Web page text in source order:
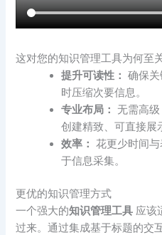
这对您的知识管理工具为何至
提升可读性： 确保
时压缩次要信息。
专业布局：
无需高
创建精致、可直接展
效率： 花更少时间
于信息采集。
更优的知识管理方式
一个强大的知识管理工具 应该
过来。通过集成基于标题的交